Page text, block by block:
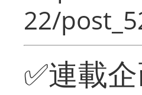
22/
✅連載